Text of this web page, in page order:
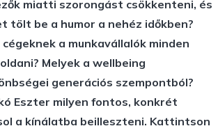
miatti szorongást csökkenteni, és
tölt be a humor a nehéz időkben?
a munkavállalók minden
Melyek a wellbeing
generációs szempontból?
Eszter milyen fontos, konkrét
a kínálatba beilleszteni. Kattintson